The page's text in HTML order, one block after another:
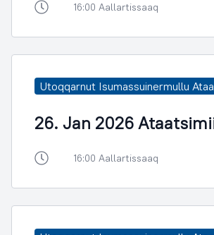
16:00 Aallartissaaq
Utoqqarnut Isumassuinermullu
26. Jan 2026
16:00 Aallartissaaq